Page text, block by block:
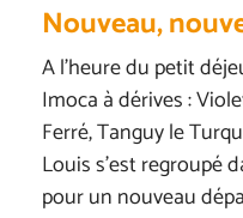
Nouveau,
A l’heure du petit
Imoca à dérives :
Ferré, Tanguy le
Louis s’est regroupé
pour un nouveau